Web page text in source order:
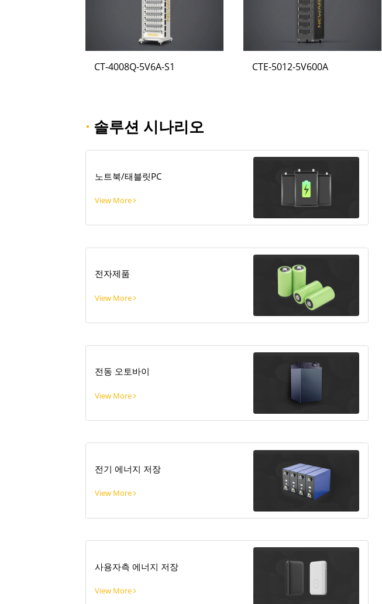
CT-4008Q-5V6A-S1 CTE-5012-5V600A
· 솔루션 시나리오
노트북/태블릿PC
View More
전자제품
View More
전동 오토바이
View More
전기 에너지 저장
View More
사용자측 에너지 저장
View More